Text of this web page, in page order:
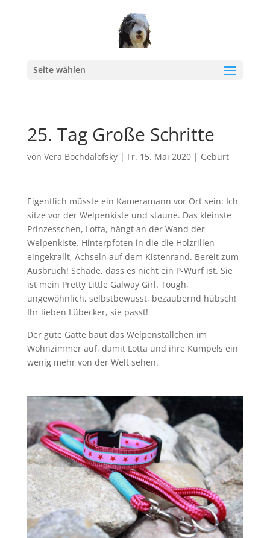
Seite wählen
25. Tag Große Schritte
von Vera Bochdalofsky| Fr. 15. Mai 2020| Geburt
Eigentlich müsste ein Kameramann vor Ort sein: Ich
sitze vor der Welpenkiste und staune. Das kleinste
Prinzesschen, Lotta, hängt an der Wand der
Welpenkiste. Hinterpfoten in die die Holzrillen
eingekrallt, Achseln auf dem Kistenrand. Bereit zum
Ausbruch! Schade, dass es nicht ein P-Wurf ist. Sie
ist mein Pretty Little Galway Girl. Tough,
ungewöhnlich, selbstbewusst, bezaubernd hübsch!
Ihr lieben Lübecker, sie passt!
Der gute Gatte baut das Welpenställchen im
Wohnzimmer auf, damit Lotta und ihre Kumpels ein
wenig mehr von der Welt sehen.